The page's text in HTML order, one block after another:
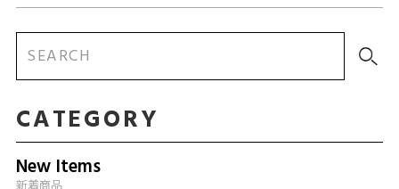
CATEGORY
New Items